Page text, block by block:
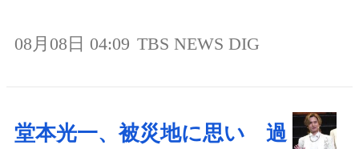
08月08日 04:09 TBS NEWS DIG
堂本光一、被災地に思い 過